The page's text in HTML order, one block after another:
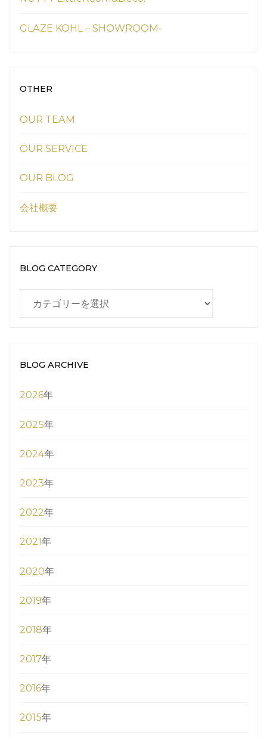
GLAZE KOHL – SHOWROOM-
OTHER
OUR TEAM
OUR SERVICE
OUR BLOG
会社概要
BLOG CATEGORY
BLOG ARCHIVE
2026年
2025年
2024年
2023年
2022年
2021年
2020年
2019年
2018年
2017年
2016年
2015年